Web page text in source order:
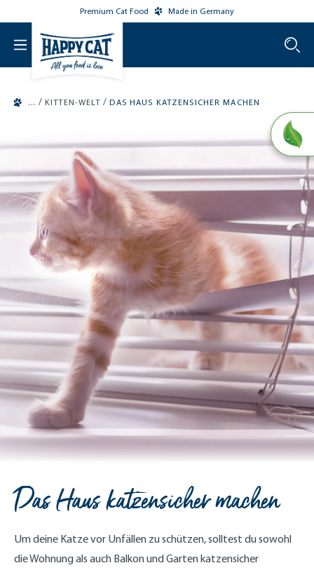
Premium Cat Food Made in Germany
/ KITTEN-WELT / DAS HAUS KATZENSICHER MACHEN
Das Haus katzensicher machen
Um deine Katze vor Unfällen zu schützen, solltest du sowohl
die Wohnung als auch Balkon und Garten katzensicher